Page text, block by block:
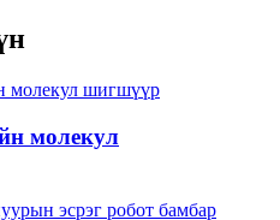
молекул